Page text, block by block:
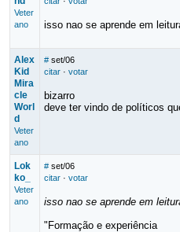
Veter
ano
isso nao se aprende em
Alex
Kid
Mira
cle
Worl
d
Veter
ano
# set/06
citar· votar
bizarro
deve ter vindo de políticos
Lok
ko_
Veter
ano
# set/06
citar· votar
isso nao se aprende em
"Formação e experiência